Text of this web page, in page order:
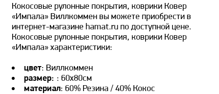
Кокосовые рулонные покрытия, коврики Ковер
«Импала» Виллкоммен вы можете приобрести в
интернет-магазине hamat.ru по доступной цене.
Кокосовые рулонные покрытия, коврики Ковер
«Импала» характеристики:
цвет: Виллкоммен
размер: : 60х80см
материал: 60% Резина / 40% Кокос